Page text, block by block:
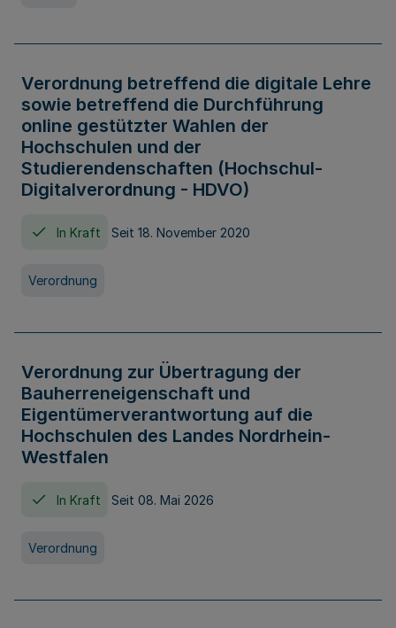
Verordnung betreffend die digitale Lehre
sowie betreffend die Durchführung
online gestützter Wahlen der
Hochschulen und der
Studierendenschaften (Hochschul-
Digitalverordnung - HDVO)
In Kraft Seit 18. November 2020
Verordnung
Verordnung zur Übertragung der
Bauherreneigenschaft und
Eigentümerverantwortung auf die
Hochschulen des Landes Nordrhein-
Westfalen
In Kraft Seit 08. Mai 2026
Verordnung